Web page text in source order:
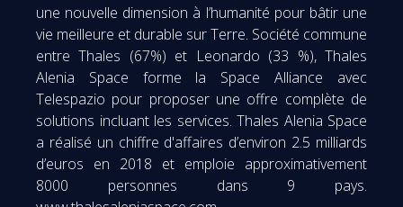
une nouvelle dimension à l’humanité pour bâtir une
vie meilleure et durable sur Terre. Société commune
entre Thales (67%) et Leonardo (33 %), Thales
Alenia Space forme la Space Alliance avec
Telespazio pour proposer une offre complète de
solutions incluant les services. Thales Alenia Space
a réalisé un chiffre d'affaires d’environ 2.5 milliards
d’euros en 2018 et emploie approximativement
8000 personnes dans 9 pays.